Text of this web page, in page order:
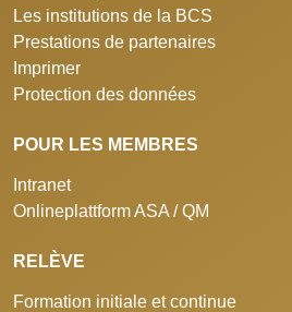
Les institutions de la BCS
Prestations de partenaires
Imprimer
Protection des données
POUR LES MEMBRES
Intranet
Onlineplattform ASA / QM
RELÈVE
Formation initiale et continue